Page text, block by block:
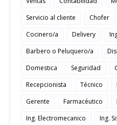
Servicio al cliente
Chofer
Cocinero/a
Delivery
Barbero o Peluquero/a
Domestica
Seguridad
Recepcionista
Técnico
Gerente
Farmacéutico
Ing. Electromecanico
Ing.